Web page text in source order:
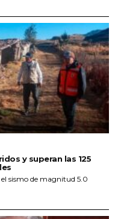
y superan las 125
sismo de magnitud 5.0